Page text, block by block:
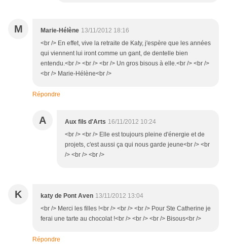
M Marie-Hélène 13/11/2012 18:16
<br /> En effet, vive la retraite de Katy, j'espère que les années
qui viennent lui iront comme un gant, de dentelle bien
entendu.<br /> <br /> <br /> Un gros bisous à elle.<br /> <br />
<br /> Marie-Hélène<br />
Répondre
A Aux fils d'Arts 16/11/2012 10:24
<br /> <br /> Elle est toujours pleine d'énergie et de
projets, c'est aussi ça qui nous garde jeune<br /> <br
/> <br /> <br />
K katy de Pont Aven 13/11/2012 13:04
<br /> Merci les filles !<br /> <br /> <br /> Pour Ste Catherine je
ferai une tarte au chocolat !<br /> <br /> <br /> Bisous<br />
Répondre